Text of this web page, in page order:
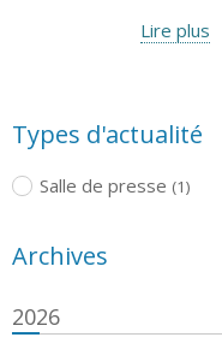
Lire plus
Types d'actualité
Salle de presse (1)
Archives
2026